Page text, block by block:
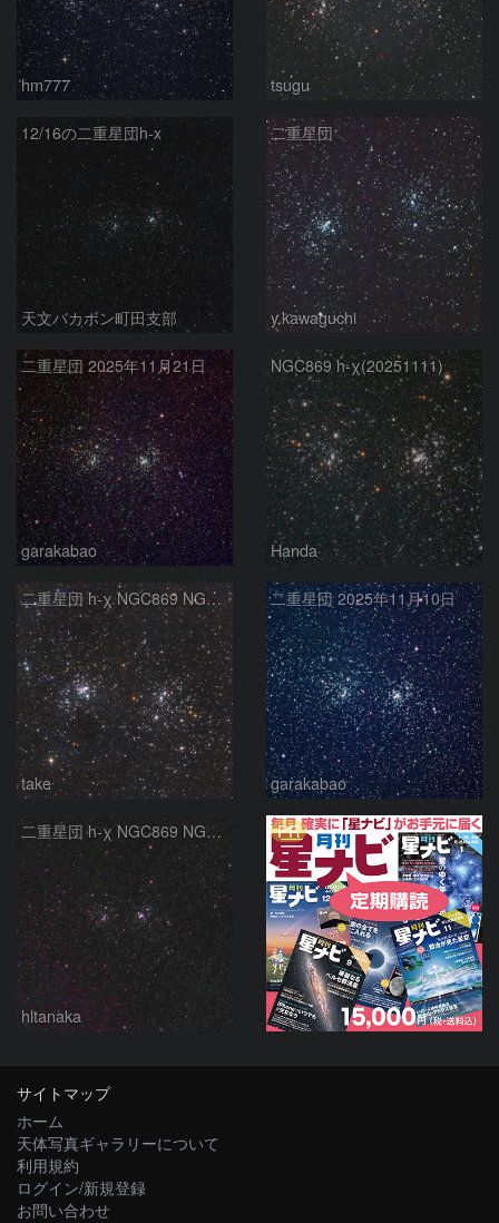
hm777 tsugu
12/16の二重星団h-x
天文バカボン町田支部
二重星団
y.kawaguchi
二重星団 2025年11月21日
garakabao
NGC869 h-χ(20251111)
Handa
二重星団 h-χ NGC869 NGC884 ペルセウス座
take
二重星団 2025年11月10日
garakabao
二重星団 h-χ NGC869 NGC884 ペルセウス座
hltanaka
PR
サイトマップ
ホーム
天体写真ギャラリーについて
利用規約
ログイン/新規登録
お問い合わせ